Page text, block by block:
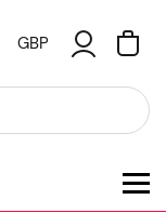
GBP